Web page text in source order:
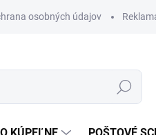
osobných údajov
Hľadať